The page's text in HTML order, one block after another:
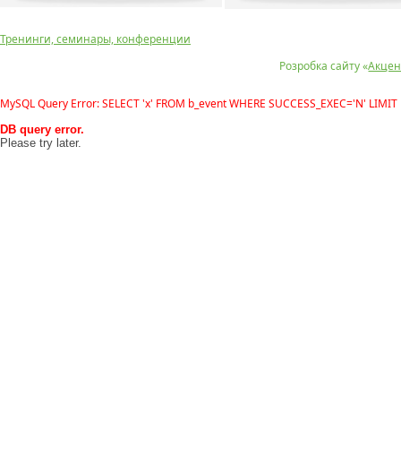
Розробка сайту «
Тренинги, семинары, конференции
MySQL Query Error: SELECT 'x' FROM b_event WHERE SUCCESS_EXEC='N' LIMIT
DB query error.
Please try later.